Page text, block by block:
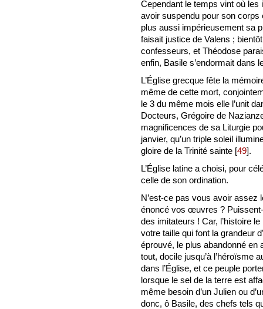
Cependant le temps vint où les
avoir suspendu pour son corps
plus aussi impérieusement sa
faisait justice de Valens ;
confesseurs, et Théodose
enfin, Basile s’endormait dans
L’Église grecque fête la
même de cette mort,
le 3 du même mois elle l’unit
Docteurs, Grégoire de
magnificences de sa Liturgie
janvier, qu’un triple soleil
gloire de la Trinité sainte [49].
L’Église latine a choisi, pour
celle de son ordination.
N’est-ce pas vous avoir assez
énoncé vos œuvres ?
des imitateurs ! Car, l’histoire
votre taille qui font la grandeur
éprouvé, le plus abandonné en
tout, docile jusqu’à l’héroïsme
dans l’Église, et ce peuple
lorsque le sel de la terre est
même besoin d’un Julien ou
donc, ô Basile, des chefs tels